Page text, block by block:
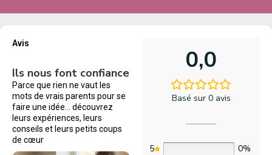
Avis
Ils nous font confiance
Parce que rien ne vaut les
mots de vrais parents pour se
faire une idée… découvrez
leurs expériences, leurs
conseils et leurs petits coups
de cœur
0,0
Basé sur 0 avis
5
0%